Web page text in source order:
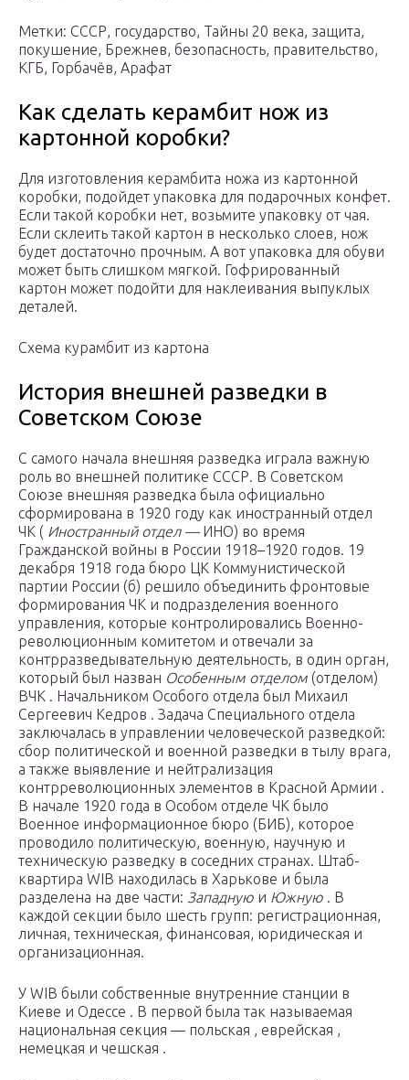
Метки: СССР, государство, Тайны 20 века, защита,
покушение, Брежнев, безопасность, правительство,
КГБ, Горбачёв, Арафат
Как сделать керамбит нож из
картонной коробки?
Для изготовления керамбита ножа из картонной
коробки, подойдет упаковка для подарочных конфет.
Если такой коробки нет, возьмите упаковку от чая.
Если склеить такой картон в несколько слоев, нож
будет достаточно прочным. А вот упаковка для обуви
может быть слишком мягкой. Гофрированный
картон может подойти для наклеивания выпуклых
деталей.
Схема курамбит из картона
История внешней разведки в
Советском Союзе
С самого начала внешняя разведка играла важную
роль во внешней политике СССР. В Советском
Союзе внешняя разведка была официально
сформирована в 1920 году как иностранный отдел
ЧК ( Иностранный отдел — ИНО) во время
Гражданской войны в России 1918–1920 годов. 19
декабря 1918 года бюро ЦК Коммунистической
партии России (б) решило объединить фронтовые
формирования ЧК и подразделения военного
управления, которые контролировались Военно-
революционным комитетом и отвечали за
контрразведывательную деятельность, в один орган,
который был назван Особенным отделом (отделом)
ВЧК . Начальником Особого отдела был Михаил
Сергеевич Кедров . Задача Специального отдела
заключалась в управлении человеческой разведкой:
сбор политической и военной разведки в тылу врага,
а также выявление и нейтрализация
контрреволюционных элементов в Красной Армии .
В начале 1920 года в Особом отделе ЧК было
Военное информационное бюро (БИБ), которое
проводило политическую, военную, научную и
техническую разведку в соседних странах. Штаб-
квартира WIB находилась в Харькове и была
разделена на две части: Западную и Южную . В
каждой секции было шесть групп: регистрационная,
личная, техническая, финансовая, юридическая и
организационная.
У WIB были собственные внутренние станции в
Киеве и Одессе . В первой была так называемая
национальная секция — польская , еврейская ,
немецкая и чешская .